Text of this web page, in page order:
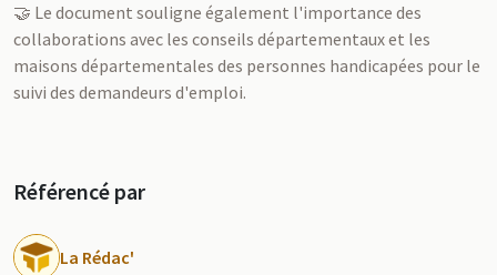
🤝 Le document souligne également l'importance des
collaborations avec les conseils départementaux et les
maisons départementales des personnes handicapées pour le
suivi des demandeurs d'emploi.
Référencé par
La Rédac'